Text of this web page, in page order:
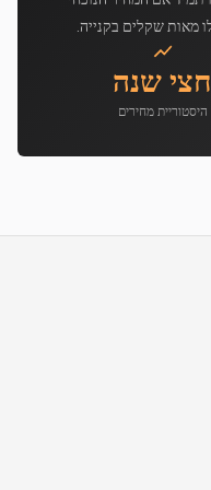
מאות שקלים בקנייה.
חצי שנה
היסטוריית מחירים